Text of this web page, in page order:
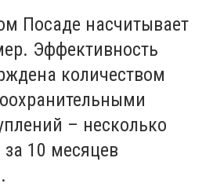
Посаде насчитывает
Эффективность
количеством
– несколько
за 10 месяцев